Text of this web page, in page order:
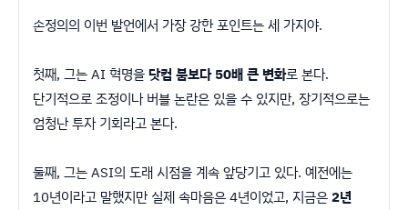
손정의의 이번 발언에서 가장 강한 포인트는 세 가지야.
첫째, 그는 AI 혁명을닷컴 붐보다 50배 큰 변화로 본다.
단기적으로 조정이나 버블 논란은 있을 수 있지만, 장기적으로는
엄청난 투자 기회라고 본다.
둘째, 그는 ASI의 도래 시점을 계속 앞당기고 있다. 예전에는
10년이라고 말했지만 실제 속마음은 4년이었고, 지금은2년